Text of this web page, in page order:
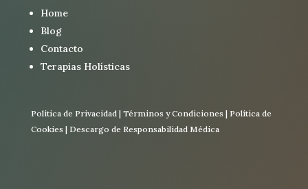
Home
Blog
Contacto
Terapias Holísticas
Política de Privacidad | Términos y Condiciones| Política de
Cookies| Descargo de Responsabilidad Médica